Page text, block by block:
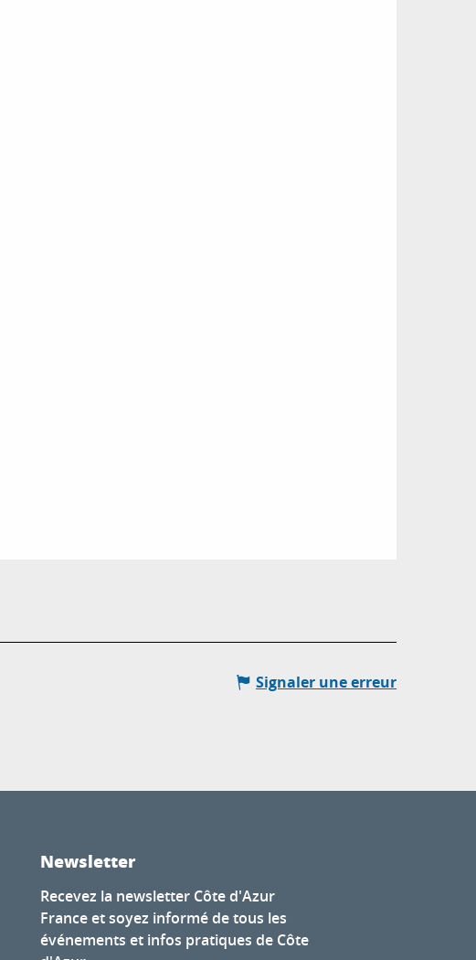
Signaler une erreur
Newsletter
Recevez la newsletter Côte d'Azur
France et soyez informé de tous les
événements et infos pratiques de Côte